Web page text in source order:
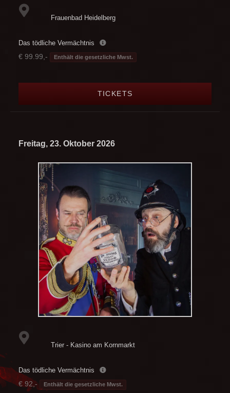
Frauenbad Heidelberg
Das tödliche Vermächtnis
€ 99.99,- Enthält die gesetzliche Mwst.
TICKETS
Freitag, 23. Oktober 2026
Trier - Kasino am Kornmarkt
Das tödliche Vermächtnis
€ 92,- Enthält die gesetzliche Mwst.